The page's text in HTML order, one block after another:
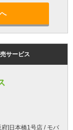
サービス
]日本橋1号店 / モバ